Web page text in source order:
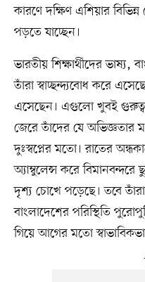
কারণে দক্ষিণ এশিয়ার বিভিন্ন
পড়তে যাচ্ছেন।
ভারতীয় শিক্ষার্থীদের ভাষ্য,
তাঁরা স্বাচ্ছন্দ্যবোধ করে
এসেছেন। এগুলো খুবই
জেরে তাঁদের যে অভিজ্ঞতার
দুঃস্বপ্নের মতো। রাতের
অ্যাম্বুলেন্স করে বিমানবন্দরে
দৃশ্য চোখে পড়েছে। তবে
বাংলাদেশের পরিস্থিতি
গিয়ে আগের মতো